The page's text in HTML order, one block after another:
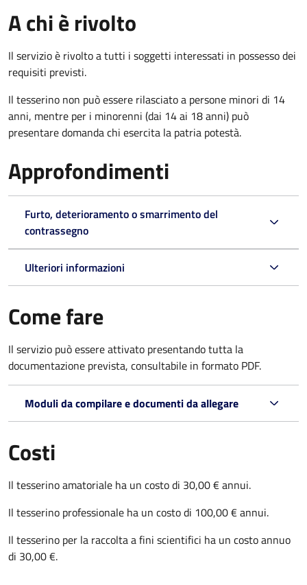
A chi è rivolto
Il servizio è rivolto a tutti i soggetti interessati in possesso dei
requisiti previsti.
Il tesserino non può essere rilasciato a persone minori di 14
anni, mentre per i minorenni (dai 14 ai 18 anni) può
presentare domanda chi esercita la patria potestà.
Approfondimenti
Furto, deterioramento o smarrimento del
contrassegno
Ulteriori informazioni
Come fare
Il servizio può essere attivato presentando tutta la
documentazione prevista, consultabile in formato PDF.
Moduli da compilare e documenti da allegare
Costi
Il tesserino amatoriale ha un costo di 30,00 € annui.
Il tesserino professionale ha un costo di 100,00 € annui.
Il tesserino per la raccolta a fini scientifici ha un costo annuo
di 30,00 €.